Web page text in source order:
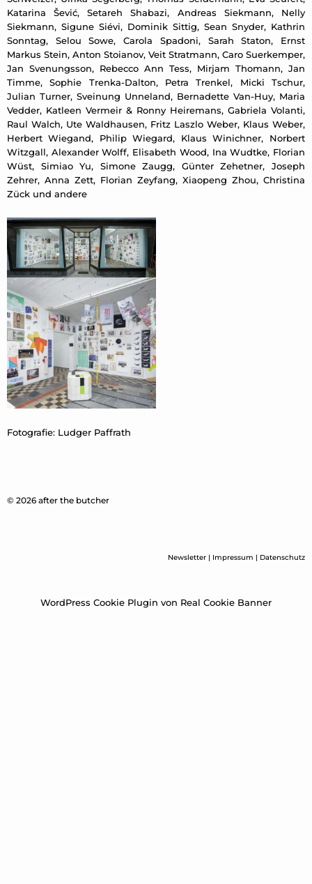
Katarina Šević, Setareh Shabazi, Andreas Siekmann, Nelly
Siekmann, Sigune Siévi, Dominik Sittig, Sean Snyder, Kathrin
Sonntag, Selou Sowe, Carola Spadoni, Sarah Staton, Ernst
Markus Stein, Anton Stoianov, Veit Stratmann, Caro Suerkemper,
Jan Svenungsson, Rebecco Ann Tess, Mirjam Thomann, Jan
Timme, Sophie Trenka-Dalton, Petra Trenkel, Micki Tschur,
Julian Turner, Sveinung Unneland, Bernadette Van-Huy, Maria
Vedder, Katleen Vermeir & Ronny Heiremans, Gabriela Volanti,
Raul Walch, Ute Waldhausen, Fritz Laszlo Weber, Klaus Weber,
Herbert Wiegand, Philip Wiegard, Klaus Winichner, Norbert
Witzgall, Alexander Wolff, Elisabeth Wood, Ina Wudtke, Florian
Wüst, Simiao Yu, Simone Zaugg, Günter Zehetner, Joseph
Zehrer, Anna Zett, Florian Zeyfang, Xiaopeng Zhou, Christina
Zück und andere
Fotografie: Ludger Paffrath
© 2026 after the butcher
Newsletter | Impressum | Datenschutz
WordPress Cookie Plugin von Real Cookie Banner